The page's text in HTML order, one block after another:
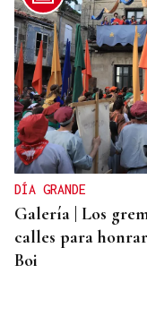
DÍA GRANDE
Galería | Los
calles para
Boi